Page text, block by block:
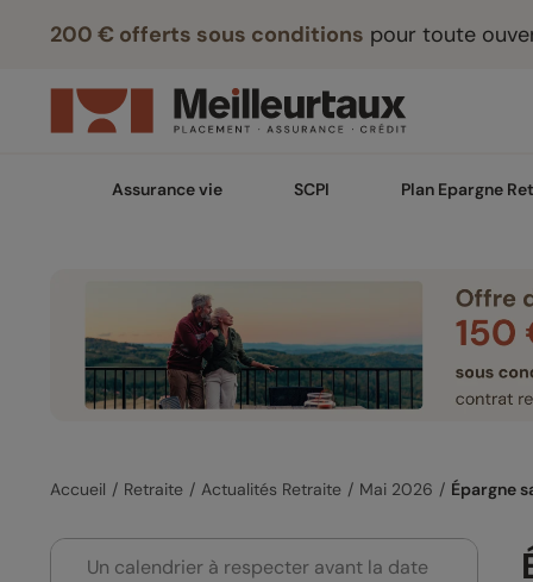
200 € offerts sous conditions pour toute
Assurance vie SCPI Plan Epargne
Accueil Retraite Actualités Retraite Mai 2026 Épargne
Un calendrier à respecter avant la date